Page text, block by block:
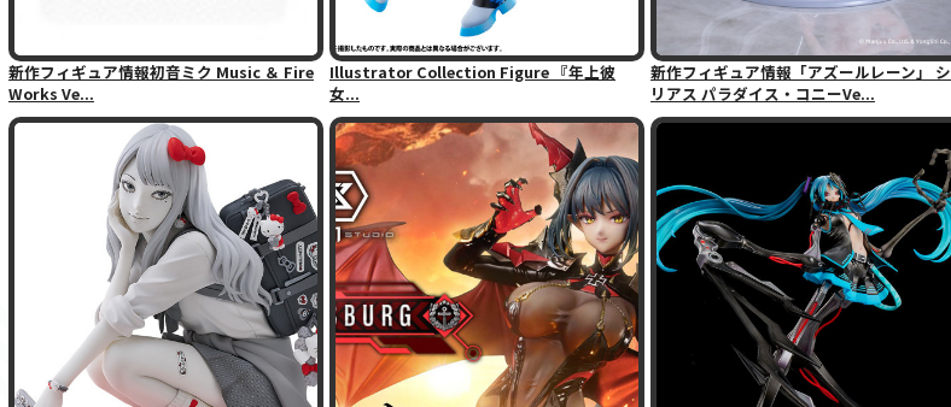
新作フィギュア情報初音ミク Music ＆ Fire
Works Ve...
Illustrator Collection Figure 『年上彼
女...
新作フィギュア情報「アズールレーン」 シ
リアス パラダイス・コニーVe...